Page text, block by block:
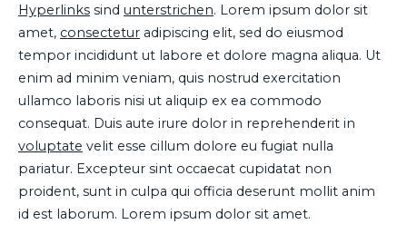
Hyperlinks sind unterstrichen. Lorem ipsum dolor sit
amet, consectetur adipiscing elit, sed do eiusmod
tempor incididunt ut labore et dolore magna aliqua. Ut
enim ad minim veniam, quis nostrud exercitation
ullamco laboris nisi ut aliquip ex ea commodo
consequat. Duis aute irure dolor in reprehenderit in
voluptate velit esse cillum dolore eu fugiat nulla
pariatur. Excepteur sint occaecat cupidatat non
proident, sunt in culpa qui officia deserunt mollit anim
id est laborum. Lorem ipsum dolor sit amet.